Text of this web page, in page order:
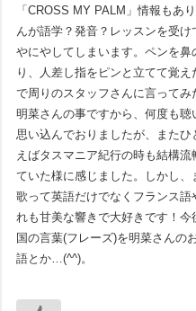
「CROSS MY PALM」情報もあ
んが語学？発音？レッスンを受
やにやしてしまいます。ペンを
り、人差し指をピンと立てて覚
で周りのスタッフさんに言って
明菜さんの事ですから、何度も
思い込んでおりましたが、また
えばタスマニア紀行の時も結構
ていた様に感じました。しかし
歌って英語だけでなくフランス
れも甘美な響きで大好きです！
国の言葉(フレーズ)を明菜さんの
語とか…(^^)。